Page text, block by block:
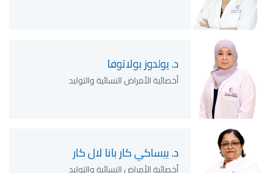
د. يولدوز بولاتوفا
أخصائية الأمراض النسائية والتوليد
د. بيساكي كار بانا لال كار
أخصائية الأمراض النسائية والتوليد